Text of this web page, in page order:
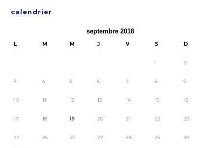
calendrier
septembre 2018
L M M J V S D
1 2
3 4 5 6 7 8 9
10 11 12 13 14 15 16
17 18 19 20 21 22 23
24 25 26 27 28 29 30